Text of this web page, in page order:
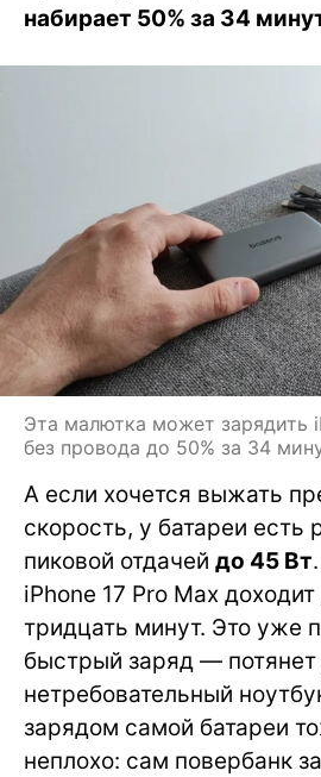
набирает 50% за 34
Эта малютка может зарядить
без провода до 50% за 34
А если хочется выжать
скорость, у батареи есть
пиковой отдачей до 45 Вт
iPhone 17 Pro Max
тридцать минут. Это уже
быстрый заряд —
нетребовательный
зарядом самой батареи
неплохо: сам повербанк